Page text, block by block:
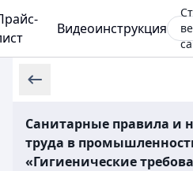
Видеоинструкция
Санитарные правила и
труда в
«Гигиенические